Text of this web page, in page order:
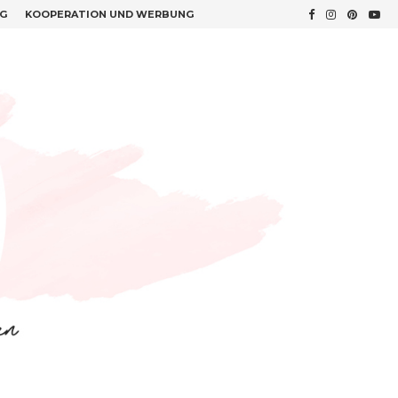
KOOPERATION UND WERBUNG